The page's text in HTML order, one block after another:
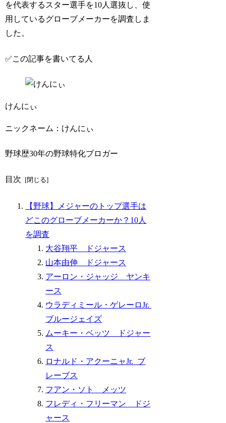
を代表するスター選手を10人選抜し、使
用しているグローブメーカーを調査しま
した。
✅この記事を書いてる人
けんにぃ
ニックネーム：けんにぃ
野球歴30年の野球特化ブロガー
目次
【野球】メジャーのトップ選手は
どこのグローブメーカーか？10人
を調査
大谷翔平 ドジャース
山本由伸 ドジャース
アーロン・ジャッジ ヤンキ
ース
ウラディミール・ゲレーロJr.
ブルージェイズ
ムーキー・ベッツ ドジャー
ス
ロナルド・アクーニャJr. ブ
レーブス
フアン・ソト メッツ
フレディ・フリーマン ドジ
ャース